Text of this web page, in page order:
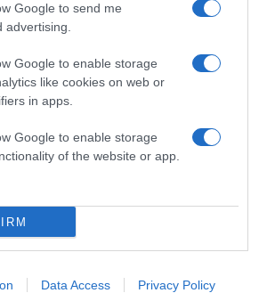
Google to send me
advertising.
Google to enable storage
like cookies on web or
in apps.
Google to enable storage
of the website or app.
Data Access Privacy Policy
cukkinis tésztasaláta